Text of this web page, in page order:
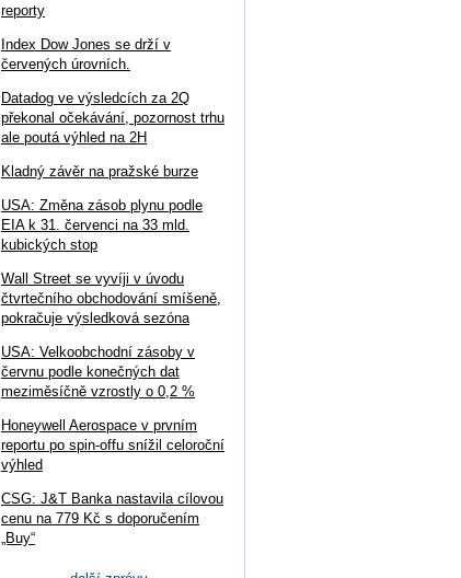
reporty
Index Dow Jones se drží v
červených úrovních.
Datadog ve výsledcích za 2Q
překonal očekávání, pozornost trhu
ale poutá výhled na 2H
Kladný závěr na pražské burze
USA: Změna zásob plynu podle
EIA k 31. červenci na 33 mld.
kubických stop
Wall Street se vyvíji v úvodu
čtvrtečního obchodování smíšeně,
pokračuje výsledková sezóna
USA: Velkoobchodní zásoby v
červnu podle konečných dat
meziměsíčně vzrostly o 0,2 %
Honeywell Aerospace v prvním
reportu po spin-offu snížil celoroční
výhled
CSG: J&T Banka nastavila cílovou
cenu na 779 Kč s doporučením
„Buy“